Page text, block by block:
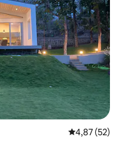
Povprečna
4,87 (52)